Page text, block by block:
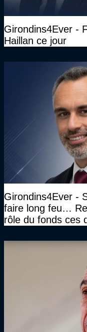
Girondins4Ever -
Haillan ce jour
Girondins4Ever -
faire long feu…
rôle du fonds ces